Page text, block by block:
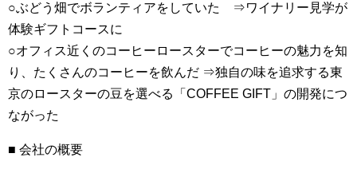
○ぶどう畑でボランティアをしていた ⇒ワイナリー見学が
体験ギフトコースに
○オフィス近くのコーヒーロースターでコーヒーの魅力を知
り、たくさんのコーヒーを飲んだ ⇒独自の味を追求する東
京のロースターの豆を選べる「COFFEE GIFT」の開発につ
ながった
■ 会社の概要